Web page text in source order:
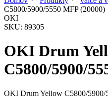
C5800/5900/5550 MFP (20000)
OKI
SKU: 89305
OKI Drum
C5800/5900/
OKI Drum Yellow C5800/5900/